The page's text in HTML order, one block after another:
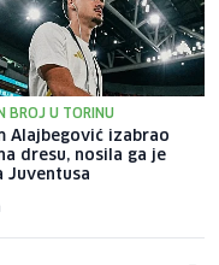
BROJ U TORINU
Alajbegović izabrao
dresu, nosila ga je
Juventusa